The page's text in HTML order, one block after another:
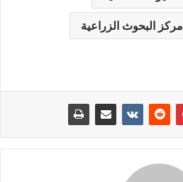
مركز البحوث الزراعية